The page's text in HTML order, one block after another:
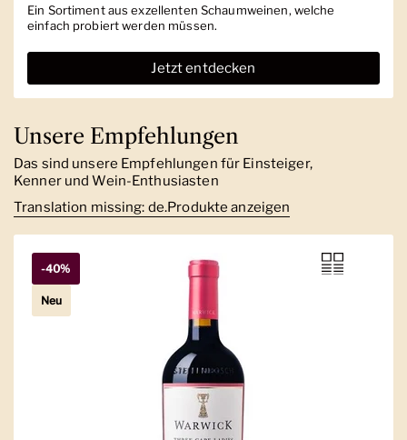
Ein Sortiment aus exzellenten Schaumweinen, welche
einfach probiert werden müssen.
Jetzt entdecken
Unsere Empfehlungen
Das sind unsere Empfehlungen für Einsteiger,
Kenner und Wein-Enthusiasten
Translation missing: de.Produkte anzeigen
-40%
Neu